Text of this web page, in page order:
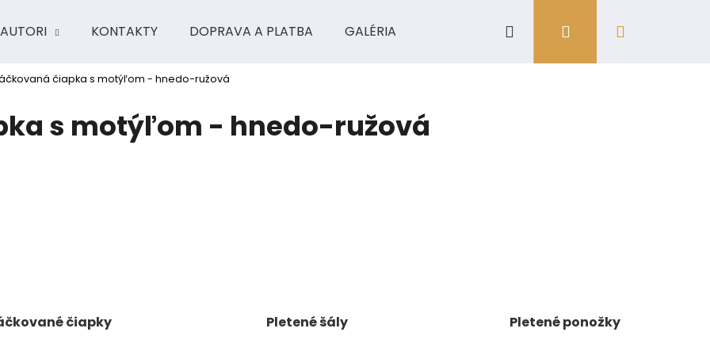
AUTORI KONTAKTY DOPRAVA A PLATBA GALÉRIA Hľadať Prihlásenie
čiapka s motýľom - hnedo-ružová
s motýľom - hnedo-ružová
čiapky Pletené šály Pletené ponožky
Čo potrebujete nájsť?